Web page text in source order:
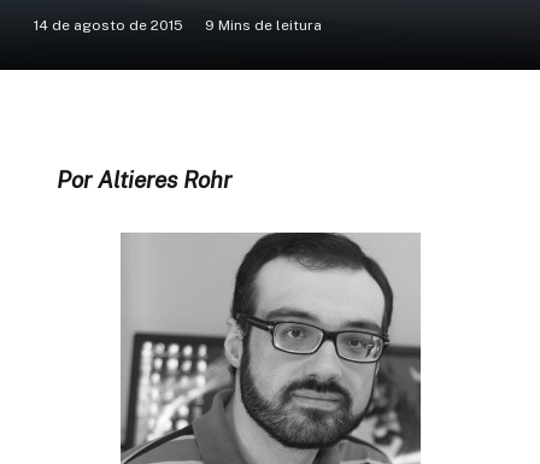
14 de agosto de 2015 9 Mins de leitura
Por Altieres Rohr